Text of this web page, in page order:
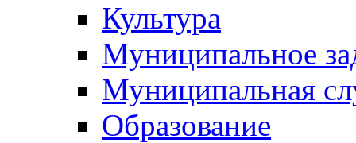
Культура
Муниципальное
Муниципальная
Образование